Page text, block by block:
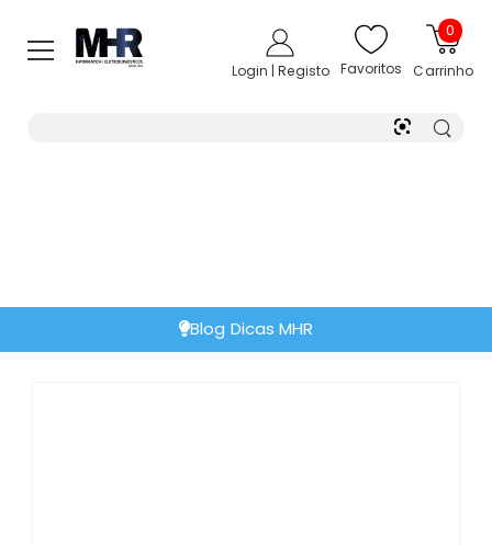
Login | Registo Favoritos
0
Carrinho
Blog Dicas MHR